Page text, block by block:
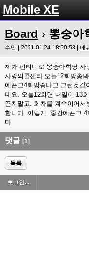
Mobile XE
Board › 뽕숭아
수맘 | 2021.01.24 18:50:58 | 메
제가 펀티비로 뽕숭아학당 사
사랑의콜센타 오늘12회방송
에끈고4회방송나고 그런것같
데요. 오늘12회면 내일이 13
끈치말고. 회차를 계속이어
합니다. 이렇게. 중간에끈고
다
댓글 [1]
목록
로그인...